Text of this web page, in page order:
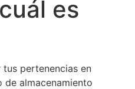
es
pertenencias en
de almacenamiento